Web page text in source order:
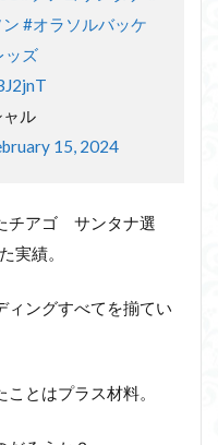
#オラソルバッケ
ッズ
ル
15, 2024
チアゴ サンタナ選
実績。
ィングすべてを揃てい
とはプラス材料。